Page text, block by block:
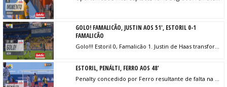
GOLO! FAMALICÃO, JUSTIN AOS 51', ESTORIL 0-1
FAMALICÃO
ESTORIL, PENÁLTI, FERRO AOS 48'